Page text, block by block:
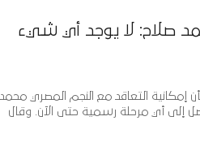
صلاح: لا يوجد أي شيء
إمكانية التعاقد مع النجم المصري محمد
تصل إلى أي مرحلة رسمية حتى الآن. وقال